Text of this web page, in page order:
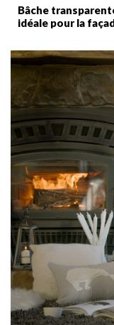
Bâche
idéale pour la